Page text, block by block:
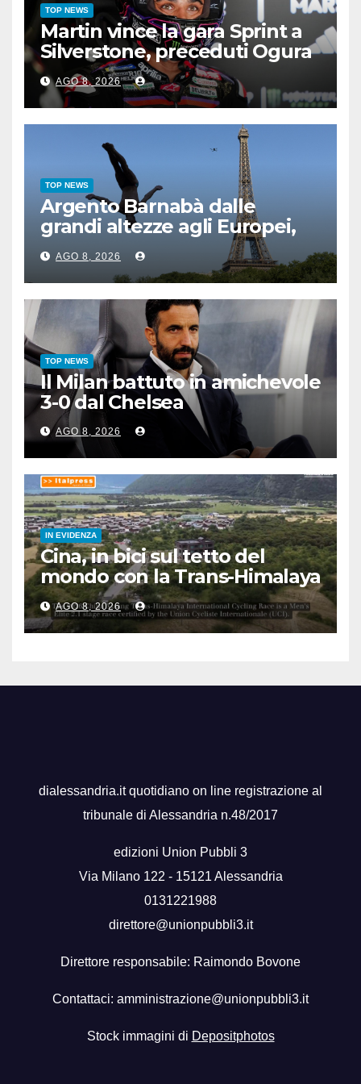
TOP NEWS
Martin vince la gara Sprint a
Silverstone, preceduti Ogura
e Bezzecchi
AGO 8, 2026
TOP NEWS
Argento Barnabà dalle
grandi altezze agli Europei,
bis azzurro dopo Cosetti
AGO 8, 2026
TOP NEWS
Il Milan battuto in amichevole
3-0 dal Chelsea
AGO 8, 2026
IN EVIDENZA
Cina, in bici sul tetto del
mondo con la Trans-Himalaya
Race
AGO 8, 2026
dialessandria.it quotidiano on line registrazione al
tribunale di Alessandria n.48/2017
edizioni Union Pubbli 3
Via Milano 122 - 15121 Alessandria
0131221988
direttore@unionpubbli3.it
Direttore responsabile: Raimondo Bovone
Contattaci: amministrazione@unionpubbli3.it
Stock immagini di Depositphotos